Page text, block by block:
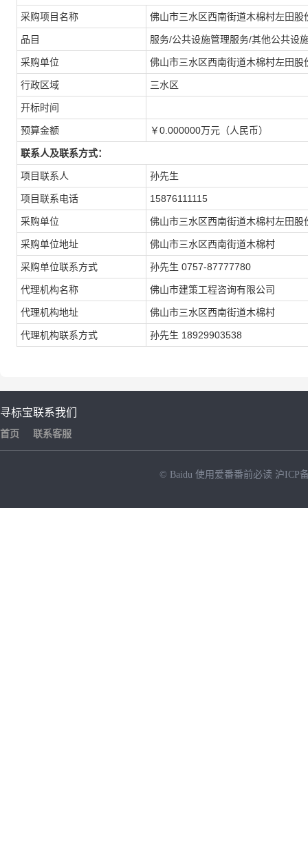
采购项目名称 佛山市三水区西南街道木棉村左田
品目 服务/公共设施管理服务/其他公共设
采购单位 佛山市三水区西南街道木棉村左田股
行政区域 三水区
开标时间
预算金额 ￥0.000000万元（人民币）
联系人及联系方式：
项目联系人 孙先生
项目联系电话 15876111115
采购单位 佛山市三水区西南街道木棉村左田股
采购单位地址 佛山市三水区西南街道木棉村
采购单位联系方式 孙先生 0757-87777780
代理机构名称 佛山市建策工程咨询有限公司
代理机构地址 佛山市三水区西南街道木棉村
代理机构联系方式 孙先生 18929903538
寻标宝
首页
联系我们
联系客服
© Baidu 使用爱番番前必读 沪ICP